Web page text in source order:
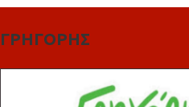
ΓΡΗΓΟΡΗΣ